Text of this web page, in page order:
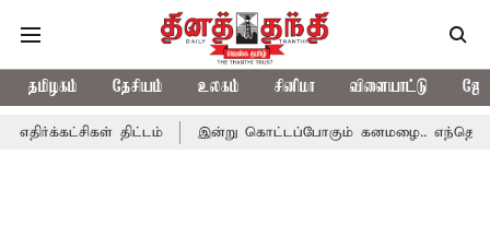
தமிழகம் தேசியம் உலகம் சினிமா விளையாட்டு
திட்டம் இன்று கொட்டப்போகும் கனமழை.. எந்தெந்த